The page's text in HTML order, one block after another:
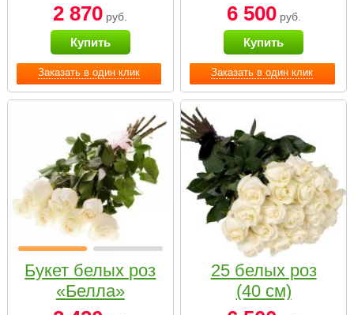
Заказать в один клик
2 870 руб.
Купить
Заказать в один клик
6 500руб.
Купить
Букет белых роз
«Белла»
25 белых роз
(40 см)